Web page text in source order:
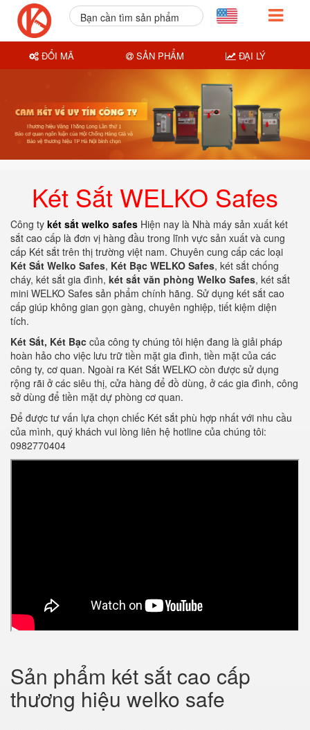
Két Sắt WELKO Safes
Công ty két sắt welko safes Hiện nay là Nhà máy sản xuất két
sắt cao cấp là đơn vị hàng đầu trong lĩnh vực sản xuất và cung
cấp Két sắt trên thị trường việt nam. Chuyên cung cấp các loại
Két Sắt Welko Safes, Két Bạc WELKO Safes, két sắt chống
cháy, két sắt gia đình, két sắt văn phòng Welko Safes, két sắt
mini WELKO Safes sản phẩm chính hãng. Sử dụng két sắt cao
cấp giúp không gian gọn gàng, chuyên nghiệp, tiết kiệm diện
tích.
Két Sắt, Két Bạc của công ty chúng tôi hiện đang là giải pháp
hoàn hảo cho việc lưu trữ tiền mặt gia đình, tiền mặt của các
công ty, cơ quan. Ngoài ra Két Sắt WELKO còn được sử dụng
rộng rãi ở các siêu thị, cửa hàng để đồ dùng, ở các gia đình, công
sở dùng để tiền mặt dự phòng cơ quan.
Để được tư vấn lựa chọn chiếc Két sắt phù hợp nhất với nhu cầu
của mình, quý khách vui lòng liên hệ hotline của chúng tôi:
0982770404
Sản phẩm két sắt cao cấp
thương hiệu welko safe
Bạn cần tìm sản phẩm
ĐỔI MÃ SẢN PHẨM ĐẠI LÝ